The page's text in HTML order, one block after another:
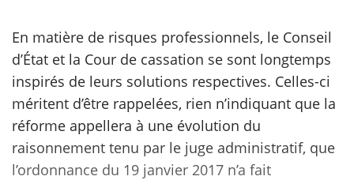
En matière de risques professionnels, le Conseil
d’État et la Cour de cassation se sont longtemps
inspirés de leurs solutions respectives. Celles-ci
méritent d’être rappelées, rien n’indiquant que la
réforme appellera à une évolution du
raisonnement tenu par le juge administratif, que
l’ordonnance du 19 janvier 2017 n’a fait